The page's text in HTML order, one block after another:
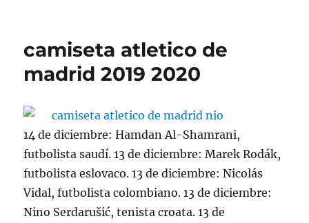
camiseta atletico de
madrid 2019 2020
14 de diciembre: Hamdan Al-Shamrani,
futbolista saudí. 13 de diciembre: Marek Rodák,
futbolista eslovaco. 13 de diciembre: Nicolás
Vidal, futbolista colombiano. 13 de diciembre:
Nino Serdarušić, tenista croata. 13 de